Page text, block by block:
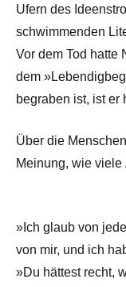
Ufern des
schwimmenden
Vor dem Tod hatte
dem
begraben ist, ist er
Über die
Meinung, wie
»Ich glaub von
von mir, und ich
»Du hättest recht,